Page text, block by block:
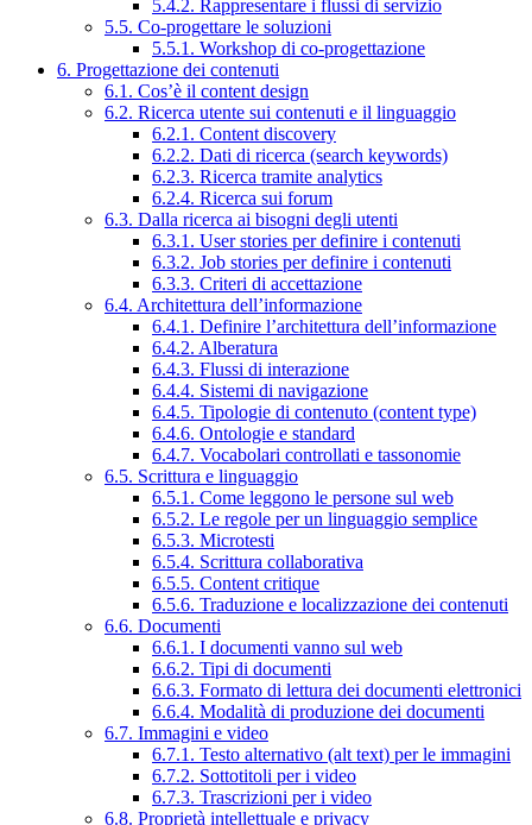
5.4.2. Rappresentare i flussi di servizio
5.5. Co-progettare le soluzioni
5.5.1. Workshop di co-progettazione
6. Progettazione dei contenuti
6.1. Cos’è il content design
6.2. Ricerca utente sui contenuti e il linguaggio
6.2.1. Content discovery
6.2.2. Dati di ricerca (search keywords)
6.2.3. Ricerca tramite analytics
6.2.4. Ricerca sui forum
6.3. Dalla ricerca ai bisogni degli utenti
6.3.1. User stories per definire i contenuti
6.3.2. Job stories per definire i contenuti
6.3.3. Criteri di accettazione
6.4. Architettura dell’informazione
6.4.1. Definire l’architettura dell’informazione
6.4.2. Alberatura
6.4.3. Flussi di interazione
6.4.4. Sistemi di navigazione
6.4.5. Tipologie di contenuto (content type)
6.4.6. Ontologie e standard
6.4.7. Vocabolari controllati e tassonomie
6.5. Scrittura e linguaggio
6.5.1. Come leggono le persone sul web
6.5.2. Le regole per un linguaggio semplice
6.5.3. Microtesti
6.5.4. Scrittura collaborativa
6.5.5. Content critique
6.5.6. Traduzione e localizzazione dei contenuti
6.6. Documenti
6.6.1. I documenti vanno sul web
6.6.2. Tipi di documenti
6.6.3. Formato di lettura dei documenti elettronici
6.6.4. Modalità di produzione dei documenti
6.7. Immagini e video
6.7.1. Testo alternativo (alt text) per le immagini
6.7.2. Sottotitoli per i video
6.7.3. Trascrizioni per i video
6.8. Proprietà intellettuale e privacy